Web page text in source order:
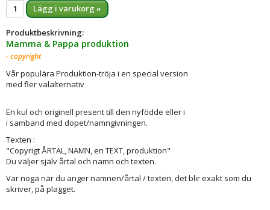
Lägg i varukorg »
Produktbeskrivning:
Mamma & Pappa produktion
- copyright
Vår populära Produktion-tröja i en special version
med fler valalternativ
En kul och originell present till den nyfödde eller i
i samband med dopet/namngivningen.
Texten :
"Copyrigt ÅRTAL, NAMN, en TEXT, produktion"
Du väljer själv årtal och namn och texten.
Var noga när du anger namnen/årtal / texten, det blir exakt som du
skriver, på plagget.